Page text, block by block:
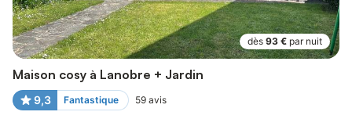
dès 93 € par nuit
Maison cosy à Lanobre + Jardin
9,3 Fantastique 59 avis